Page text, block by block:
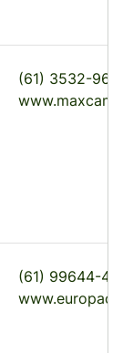
(61) 3532-
(61) 99644-